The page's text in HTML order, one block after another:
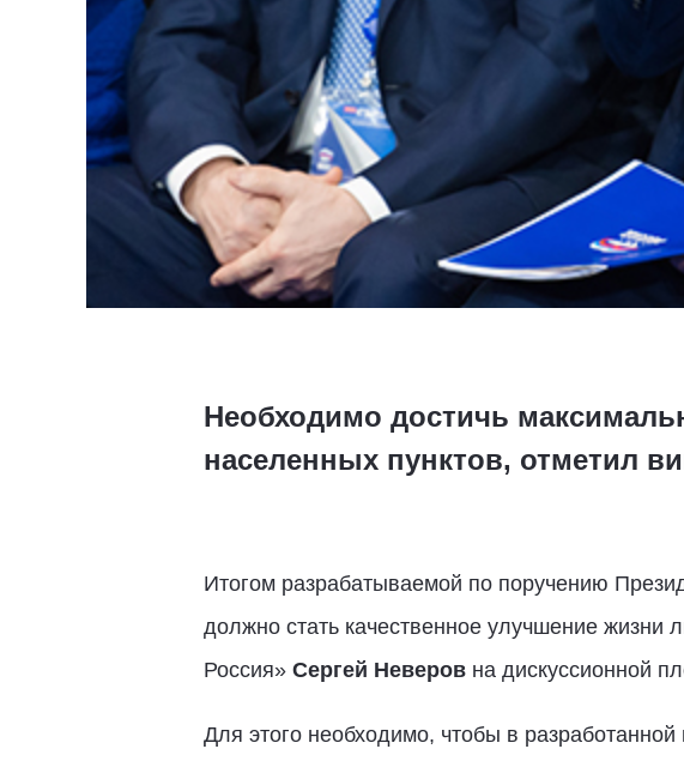
Необходимо достичь
населенных пунктов, отметил
Итогом разрабатываемой по поручению
должно стать качественное улучшение
Россия» Сергей Неверовна дискуссионной
Для этого необходимо, чтобы в